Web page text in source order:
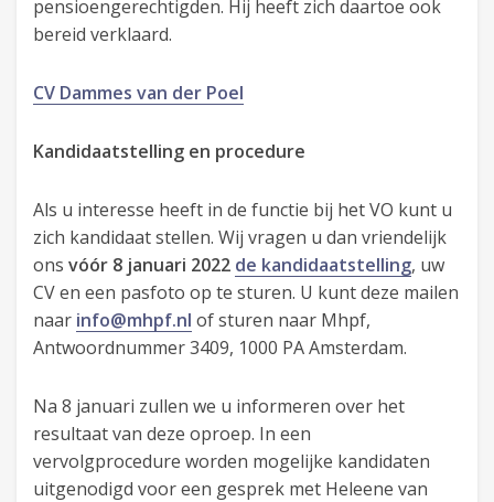
pensioengerechtigden. Hij heeft zich daartoe ook
bereid verklaard.
CV Dammes van der Poel
Kandidaatstelling en procedure
Als u interesse heeft in de functie bij het VO kunt u
zich kandidaat stellen. Wij vragen u dan vriendelijk
ons vóór 8 januari 2022 de kandidaatstelling, uw
CV en een pasfoto op te sturen. U kunt deze mailen
naar info@mhpf.nl of sturen naar Mhpf,
Antwoordnummer 3409, 1000 PA Amsterdam.
Na 8 januari zullen we u informeren over het
resultaat van deze oproep. In een
vervolgprocedure worden mogelijke kandidaten
uitgenodigd voor een gesprek met Heleene van